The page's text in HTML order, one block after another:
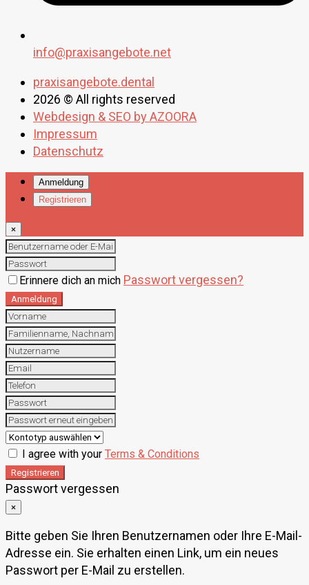
info@praxisangebote.net
praxisangebote.dental
2026 © All rights reserved
Webdesign & SEO by AZOORA
Impressum
Datenschutz
Anmeldung
Registrieren
×
Erinnere dich an mich Passwort vergessen?
Anmeldung
I agree with your Terms & Conditions
Registrieren
Passwort vergessen
×
Bitte geben Sie Ihren Benutzernamen oder Ihre E-Mail-
Adresse ein. Sie erhalten einen Link, um ein neues
Passwort per E-Mail zu erstellen.